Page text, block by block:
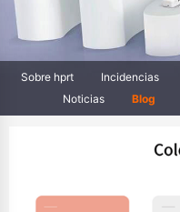
Sobre hprt Incidencias
Noticias
Blog